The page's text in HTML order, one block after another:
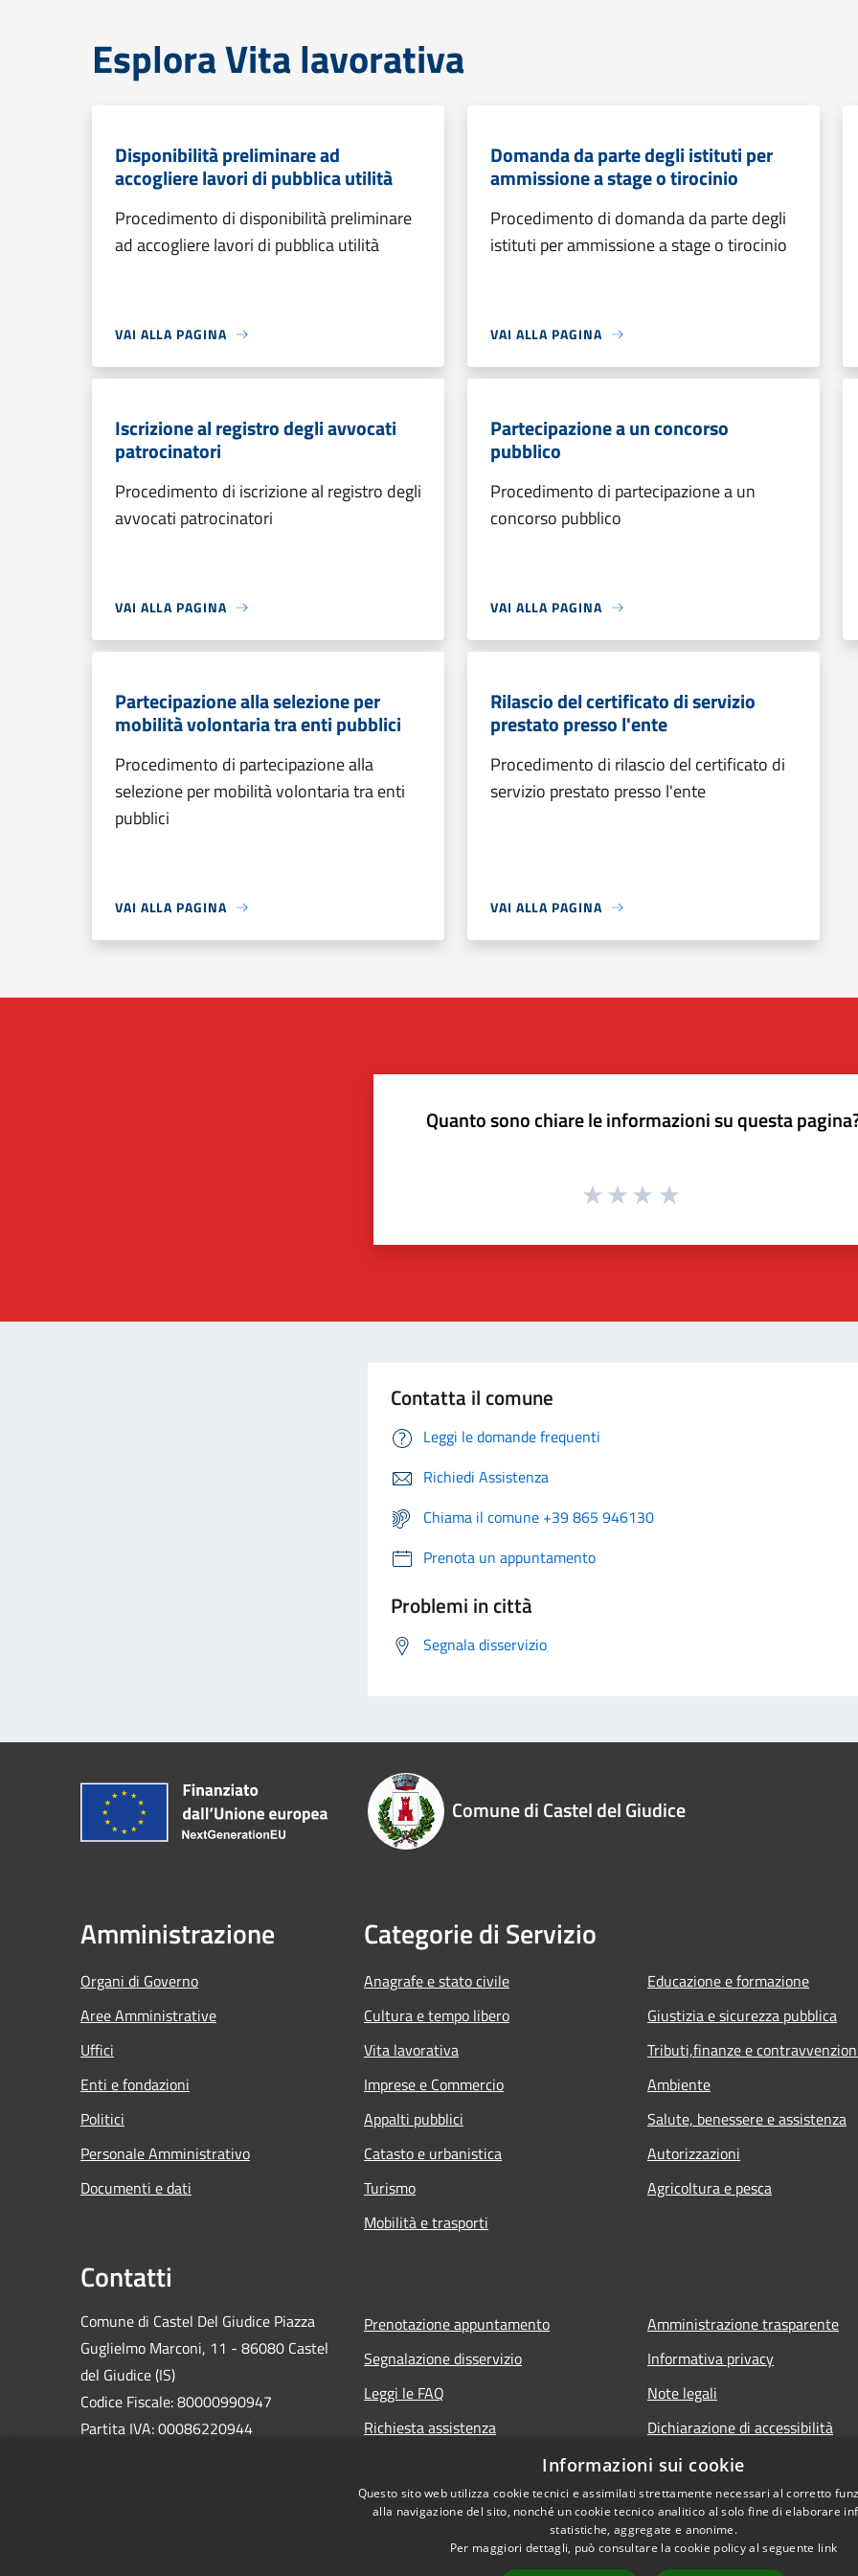
Esplora Vita lavorativa
Disponibilità preliminare ad
accogliere lavori di pubblica utilità
Procedimento di disponibilità preliminare
ad accogliere lavori di pubblica utilità
VAI ALLA PAGINA
Domanda da parte degli istituti per
ammissione a stage o tirocinio
Procedimento di domanda da parte degli
istituti per ammissione a stage o tirocinio
VAI ALLA PAGINA
Iscrizione al registro degli avvocati
patrocinatori
Procedimento di iscrizione al registro degli
avvocati patrocinatori
VAI ALLA PAGINA
Partecipazione a un concorso
pubblico
Procedimento di partecipazione a un
concorso pubblico
VAI ALLA PAGINA
Partecipazione alla selezione per
mobilità volontaria tra enti pubblici
Procedimento di partecipazione alla
selezione per mobilità volontaria tra enti
pubblici
VAI ALLA PAGINA
Rilascio del certificato di servizio
prestato presso l'ente
Procedimento di rilascio del certificato di
servizio prestato presso l'ente
VAI ALLA PAGINA
Quanto sono chiare le informazioni su questa
Contatta il comune
Leggi le domande frequenti
Richiedi Assistenza
Chiama il comune +39 865 946130
Prenota un appuntamento
Problemi in città
Segnala disservizio
Comune di Castel del Giudice
Amministrazione
Organi di Governo
Aree Amministrative
Uffici
Enti e fondazioni
Politici
Personale Amministrativo
Documenti e dati
Categorie di Servizio
Anagrafe e stato civile
Cultura e tempo libero
Vita lavorativa
Imprese e Commercio
Appalti pubblici
Catasto e urbanistica
Turismo
Mobilità e trasporti
Educazione e formazione
Giustizia e sicurezza pubblica
Tributi,finanze e
Ambiente
Salute, benessere e assistenza
Autorizzazioni
Agricoltura e pesca
Contatti
Comune di Castel Del Giudice Piazza
Guglielmo Marconi, 11 - 86080 Castel
del Giudice (IS)
Codice Fiscale: 80000990947
Partita IVA: 00086220944
Prenotazione appuntamento
Segnalazione disservizio
Leggi le FAQ
Richiesta assistenza
Amministrazione trasparente
Informativa privacy
Note legali
Dichiarazione di accessibilità
Informazioni sui cookie
Questo sito web utilizza cookie tecnici e assimilati strettamente necessari al corretto
alla navigazione del sito, nonché un cookie tecnico analitico al solo fine di elaborare
statistiche, aggregate e anonime.
Per maggiori dettagli, può consultare la cookie policy al seguente link